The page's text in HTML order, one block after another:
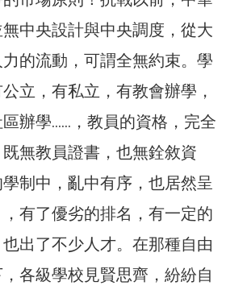
中央設計與中央調度，從大
的流動，可謂全無約束。學
立，有私立，有教會辦學，
辦學……，教員的資格，完全
無教員證書，也無銓敘資
制中，亂中有序，也居然呈
有了優劣的排名，有一定的
出了不少人才。在那種自由
各級學校見賢思齊，紛紛自